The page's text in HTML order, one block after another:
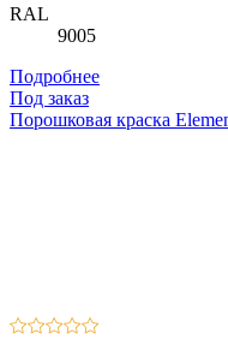
RAL
9005
Подробнее
Под заказ
Порошковая краска